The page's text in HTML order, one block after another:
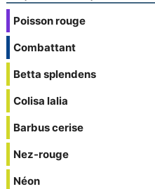
Poisson rouge
Combattant
Betta splendens
Colisa lalia
Barbus cerise
Nez-rouge
Néon